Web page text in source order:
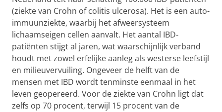
(ziekte van Crohn of colitis ulcerosa). Het is een auto-
immuunziekte, waarbij het afweersysteem
lichaamseigen cellen aanvalt. Het aantal IBD-
patiënten stijgt al jaren, wat waarschijnlijk verband
houdt met zowel erfelijke aanleg als westerse leefstijl
en milieuvervuiling. Ongeveer de helft van de
mensen met IBD wordt tenminste eenmaal in het
leven geopereerd. Voor de ziekte van Crohn ligt dat
zelfs op 70 procent, terwijl 15 procent van de